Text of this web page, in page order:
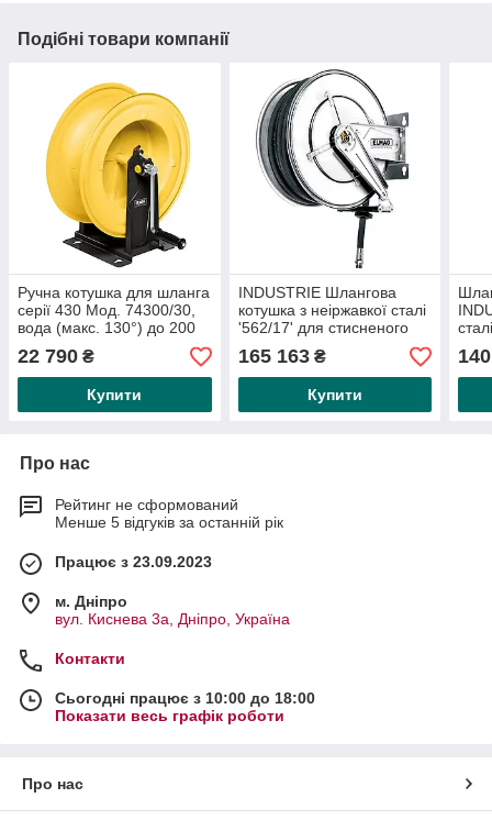
Подібні товари компанії
Ручна котушка для шланга
серії 430 Мод. 74300/30,
вода (макс. 130°) до 200
барів вхід IT 3/8'/вихід IT
1/2'
22 790 ₴
Купити
INDUSTRIE Шлангова
котушка з неіржавкої сталі
'562/17' для стисненого
повітря та води 70 °C, 40
м, 1/2', 20 барів
165 163₴
Купити
Про нас
Рейтинг не сформований
Менше 5 відгуків за останній рік
Працює з 23.09.2023
м. Дніпро
вул. Киснева 3а, Дніпро, Україна
Контакти
Сьогодні працює з 10:00 до 18:00
Показати весь графік роботи
Про нас